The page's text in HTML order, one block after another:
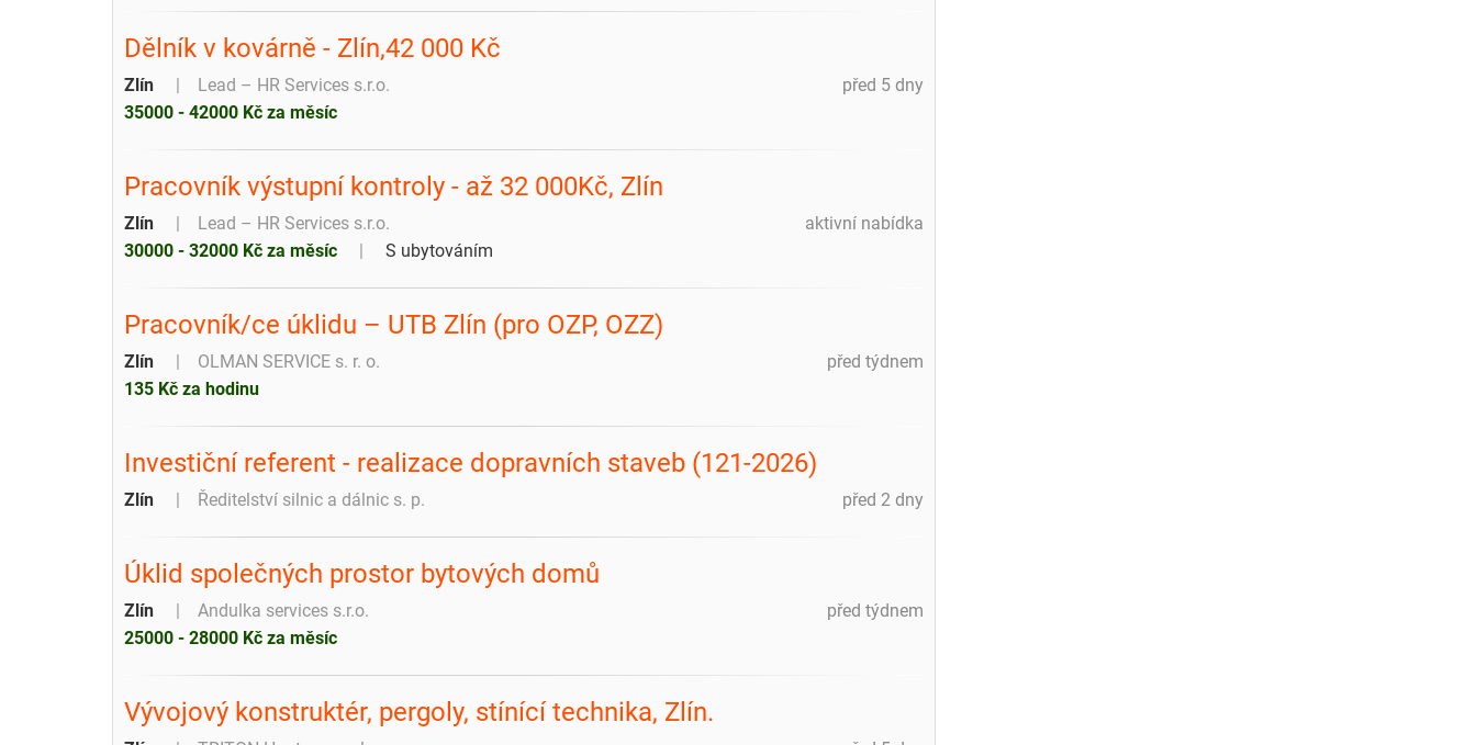
Dělník v kovárně - Zlín,42 000 Kč
před 5 dny
Zlín
Lead – HR Services s.r.o.
35000 - 42000 Kč za měsíc
Pracovník výstupní kontroly - až 32 000Kč, Zlín
aktivní nabídka
Zlín
Lead – HR Services s.r.o.
30000 - 32000 Kč za měsíc
S ubytováním
Pracovník/ce úklidu – UTB Zlín (pro OZP, OZZ)
před týdnem
Zlín
OLMAN SERVICE s. r. o.
135 Kč za hodinu
Investiční referent - realizace dopravních staveb (121-2026)
před 2 dny
Zlín Ředitelství silnic a dálnic s. p.
Úklid společných prostor bytových domů
před týdnem
Zlín
Andulka services s.r.o.
25000 - 28000 Kč za měsíc
Vývojový konstruktér, pergoly, stínící technika, Zlín.